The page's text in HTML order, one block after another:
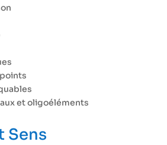
et oligoéléments
Sens